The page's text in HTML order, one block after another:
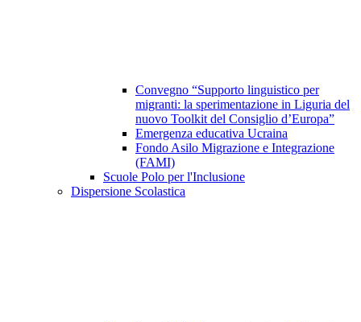
Convegno “Supporto linguistico per
migranti: la sperimentazione in Liguria del
nuovo Toolkit del Consiglio d’Europa”
Emergenza educativa Ucraina
Fondo Asilo Migrazione e Integrazione
(FAMI)
Scuole Polo per l'Inclusione
Dispersione Scolastica